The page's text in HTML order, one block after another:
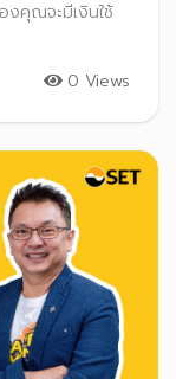
งคุณจะมีเงินใช้
0 Views